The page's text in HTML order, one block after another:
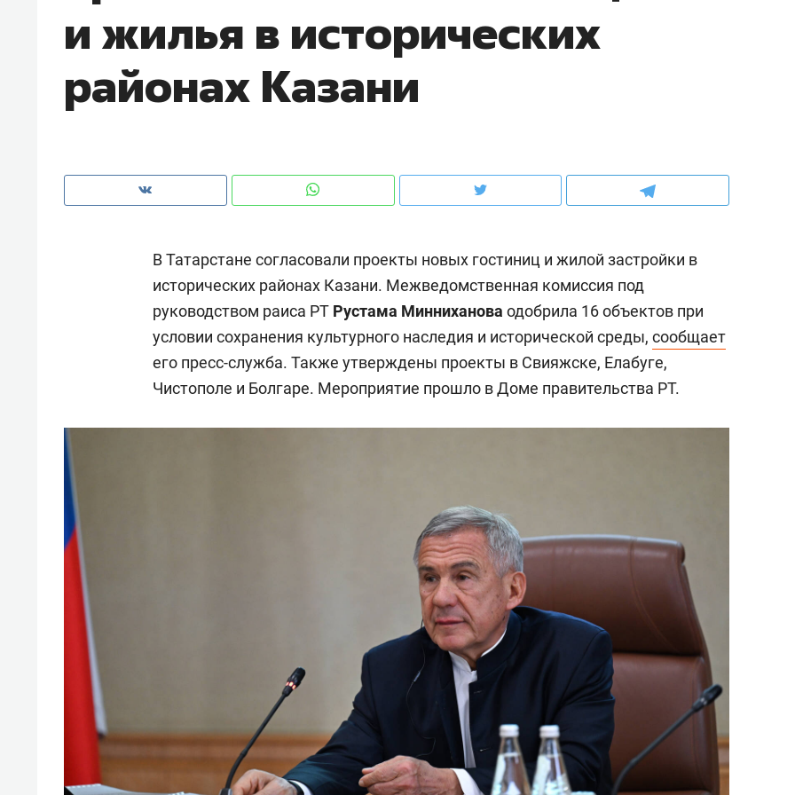
и жилья в исторических
районах Казани
В Татарстане согласовали проекты новых гостиниц и жилой застройки в
исторических районах Казани. Межведомственная комиссия под
руководством раиса РТ Рустама Минниханова одобрила 16 объектов при
условии сохранения культурного наследия и исторической среды, сообщает
его пресс-служба. Также утверждены проекты в Свияжске, Елабуге,
Чистополе и Болгаре. Мероприятие прошло в Доме правительства РТ.
чем интересен Оман?
клиентах и чудных запросах мастеров
Рекомендуем
Оставить шум за волной: как
строят тишину в казанском
ЖК «Заря»
Рекомендуем
Психотерапевт «Фороса»:
«Директорский невроз» –
когда человек не считает
стрессом»
Рекомендуем
Дизайнер-прораб
Наседкина: «Ремонт
с мебелью за 2